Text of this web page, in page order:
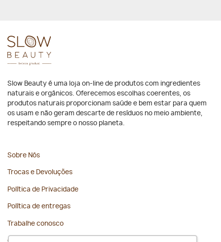
Slow Beauty é uma loja on-line de produtos com ingredientes
naturais e orgânicos. Oferecemos escolhas coerentes, os
produtos naturais proporcionam saúde e bem estar para quem
os usam e não geram descarte de resíduos no meio ambiente,
respeitando sempre o nosso planeta.
Sobre Nós
Trocas e Devoluções
Política de Privacidade
Política de entregas
Trabalhe conosco